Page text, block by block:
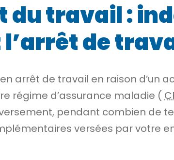
du travail :
de
arrêt de travail en raison d’un
régime d’assurance maladie (
pendant combien de
versées par votre